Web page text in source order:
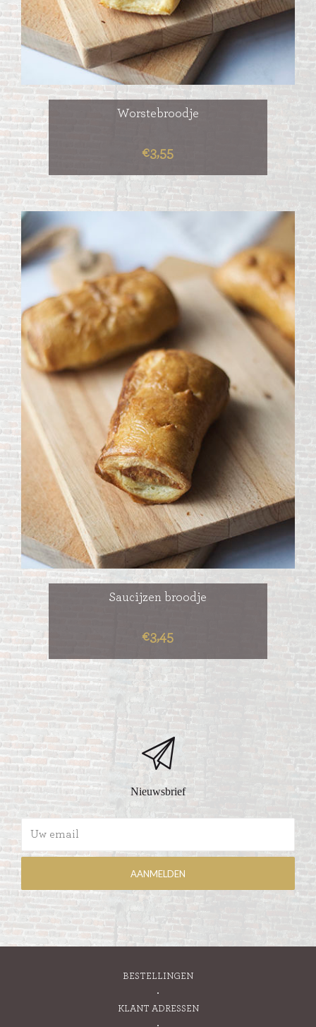
Worstebroodje
€3,55
Saucijzen broodje
€3,45
Nieuwsbrief
BESTELLINGEN
KLANT ADRESSEN